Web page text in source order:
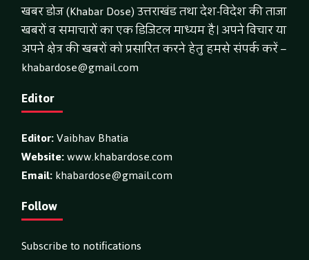
खबर डोज (Khabar Dose) उत्तराखंड तथा देश-विदेश की ताजा
खबरों व समाचारों का एक डिजिटल माध्यम है। अपने विचार या
अपने क्षेत्र की खबरों को प्रसारित करने हेतु हमसे संपर्क करें –
khabardose@gmail.com
Editor
Editor:Vaibhav Bhatia
Website:www.khabardose.com
Email:khabardose@gmail.com
Follow
Subscribe to notifications